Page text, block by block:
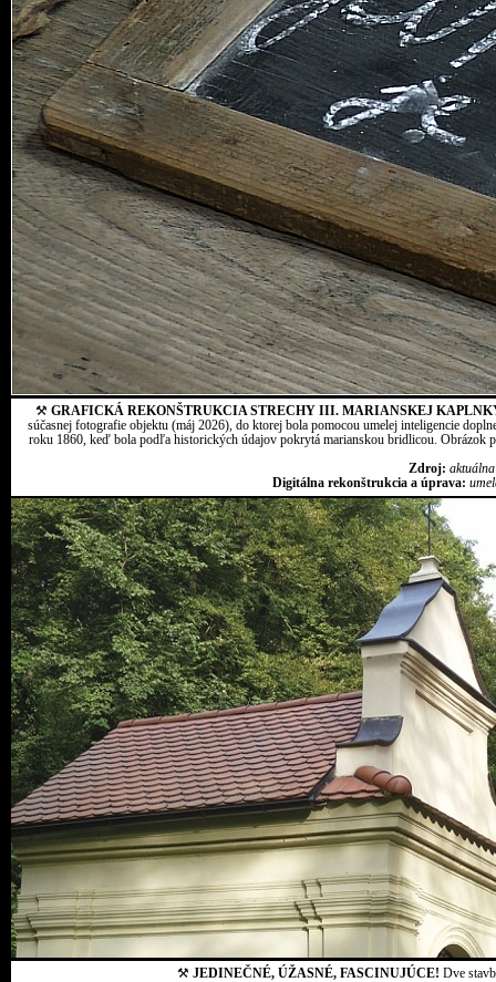
⚒ GRAFICKÁ REKONŠTRUKCIA STRECHY III. MARIANSKEJ
súčasnej fotografie objektu (máj 2026), do ktorej bola pomocou umelej inteligencie
roku 1860, keď bola podľa historických údajov pokrytá marianskou bridlicou. Obrázok
Zdroj:
Digitálna rekonštrukcia a úprava:
⚒ JEDINEČNÉ, ÚŽASNÉ, FASCINUJÚCE! Dve